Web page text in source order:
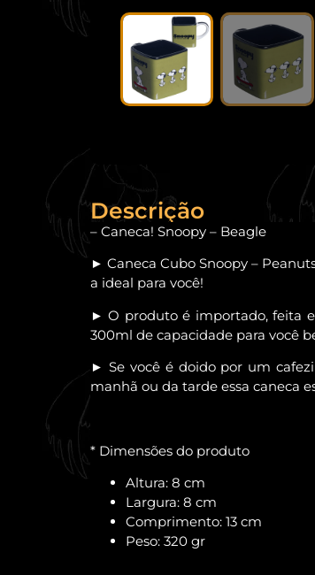
Descrição
– Caneca! Snoopy – Beagle
► Caneca Cubo Snoopy –
a ideal para você!
► O produto é importado, feita
300ml de capacidade para você
► Se você é doido por um
manhã ou da tarde essa caneca
* Dimensões do produto
Altura: 8 cm
Largura: 8 cm
Comprimento: 13 cm
Peso: 320 gr